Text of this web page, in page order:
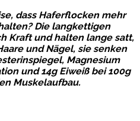
dass Haferflocken mehr
Die langkettigen
Kraft und halten lange satt,
und Nägel, sie senken
Magnesium
und 14g Eiweiß bei 100g
Muskelaufbau.